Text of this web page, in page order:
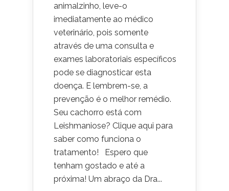
animalzinho, leve-o
imediatamente ao médico
veterinário, pois somente
através de uma consulta e
exames laboratoriais específicos
pode se diagnosticar esta
doença. E lembrem-se, a
prevenção é o melhor remédio.
Seu cachorro está com
Leishmaniose? Clique aqui para
saber como funciona o
tratamento! Espero que
tenham gostado e até a
próxima! Um abraço da Dra...